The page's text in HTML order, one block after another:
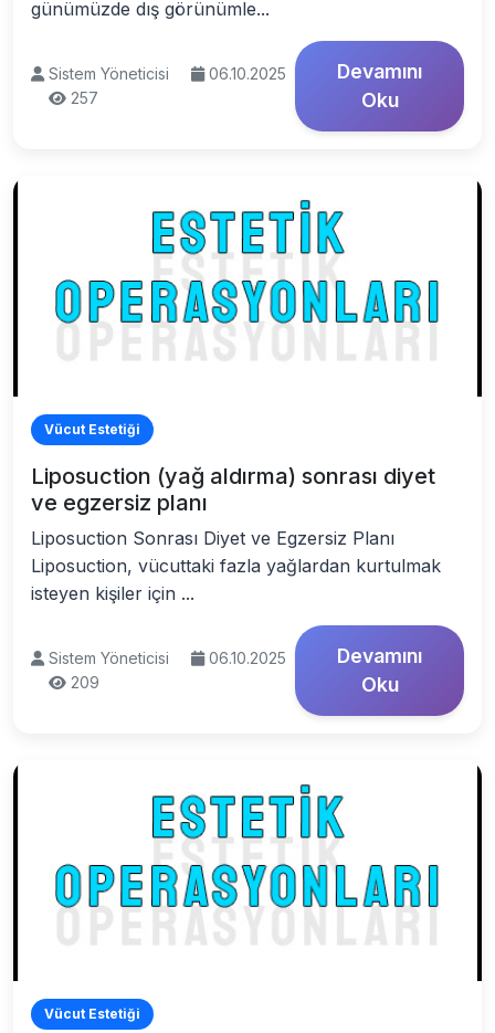
günümüzde dış görünümle...
Sistem Yöneticisi
06.10.2025
257
Devamını
Oku
Vücut Estetiği
Liposuction (yağ aldırma) sonrası diyet
ve egzersiz planı
Liposuction Sonrası Diyet ve Egzersiz Planı
Liposuction, vücuttaki fazla yağlardan kurtulmak
isteyen kişiler için ...
Sistem Yöneticisi
06.10.2025
209
Devamını
Oku
Vücut Estetiği